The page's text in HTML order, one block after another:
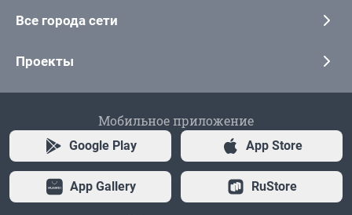
Все города сети
Проекты
Мобильное приложение
Google Play App Store
App Gallery RuStore